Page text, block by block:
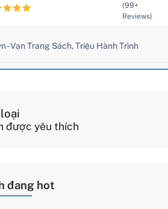
(99+
Reviews)
- Vạn Trang Sách, Triệu Hành Trình
được yêu thích
đang hot